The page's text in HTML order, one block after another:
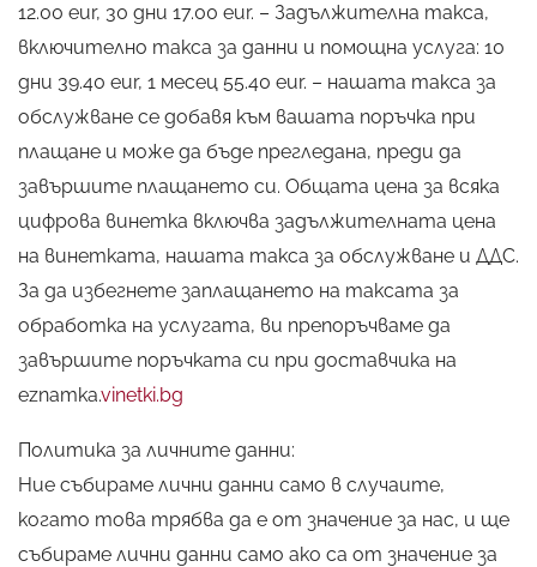
12.00 eur, 30 дни 17.00 eur. – Задължителна такса,
включително такса за данни и помощна услуга: 10
дни 39.40 eur, 1 месец 55.40 eur. – нашата такса за
обслужване се добавя към вашата поръчка при
плащане и може да бъде прегледана, преди да
завършите плащането си. Общата цена за всяка
цифрова винетка включва задължителната цена
на винетката, нашата такса за обслужване и ДДС.
За да избегнете заплащането на таксата за
обработка на услугата, ви препоръчваме да
завършите поръчката си при доставчика на
eznamka.vinetki.bg
Политика за личните данни:
Ние събираме лични данни само в случаите,
когато това трябва да е от значение за нас, и ще
събираме лични данни само ако са от значение за